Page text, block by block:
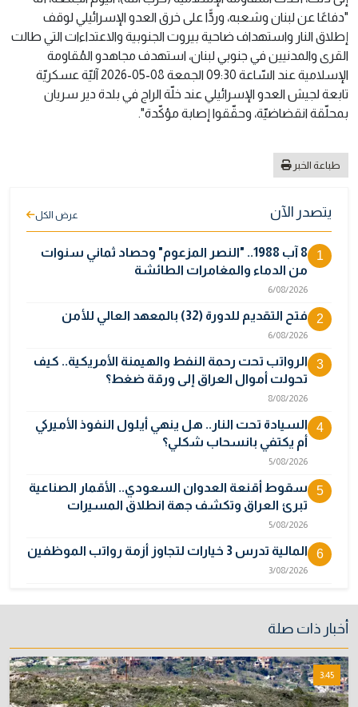
"دفاعًا عن لبنان وشعبه، وردًّا على خرق العدو الإسرائيلي لوقف
إطلاق النار واستهداف ضاحية بيروت الجنوبية والاعتداءات التي طالت
القرى والمدنيين في جنوبي لبنان، استهدف مجاهدو المُقاومة
الإسلامية عند السّاعة 09:30 الجمعة 08-05-2026 آليّة عسكريّة
تابعة لجيش العدو الإسرائيلي عند خلّة الراج في بلدة دير سريان
بمحلّقة انقضاضيّة، وحقّقوا إصابة مؤكّدة".
طباعة الخبر
يتصدر الآن عرض الكل
1
8 آب 1988.. "النصر المزعوم" وحصاد ثماني سنوات
من الدماء والمغامرات الطائشة
6/08/2026
2 فتح التقديم للدورة (32) بالمعهد العالي للأمن
6/08/2026
3
الرواتب تحت رحمة النفط والهيمنة الأمريكية.. كيف
تحولت أموال العراق إلى ورقة ضغط؟
8/08/2026
4
السيادة تحت النار.. هل ينهي أيلول النفوذ الأميركي
أم يكتفي بانسحاب شكلي؟
5/08/2026
5
سقوط أقنعة العدوان السعودي.. الأقمار الصناعية
تبرئ العراق وتكشف جهة انطلاق المسيرات
5/08/2026
6 المالية تدرس 3 خيارات لتجاوز أزمة رواتب الموظفين
3/08/2026
الباكستاني
9/08/2026
8
نائبة تحذر من اضطرابات بسبب تأخّر دفع رواتب
الموظفين
أخبار ذات صلة
3:45